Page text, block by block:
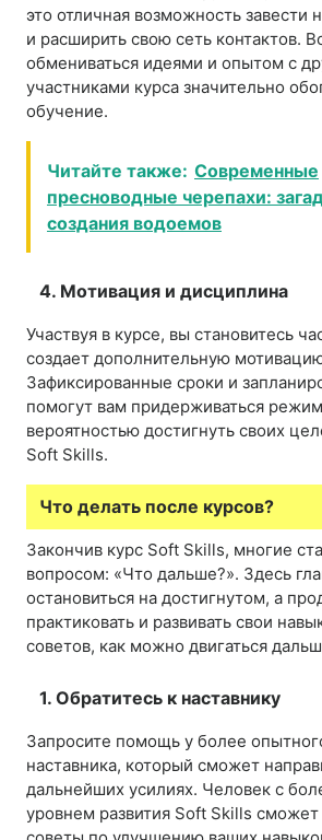
это отличная возможность завести
и расширить свою сеть контактов.
обмениваться идеями и опытом с
участниками курса значительно
обучение.
Читайте также: Современные
пресноводные черепахи:
создания водоемов
4. Мотивация и дисциплина
Участвуя в курсе, вы становитесь
создает дополнительную
Зафиксированные сроки и
помогут вам придерживаться
вероятностью достигнуть своих
Soft Skills.
Что делать после курсов?
Закончив курс Soft Skills, многие
вопросом: «Что дальше?». Здесь
остановиться на достигнутом, а
практиковать и развивать свои
советов, как можно двигаться
1. Обратитесь к наставнику
Запросите помощь у более
наставника, который сможет
дальнейших усилиях. Человек с
уровнем развития Soft Skills